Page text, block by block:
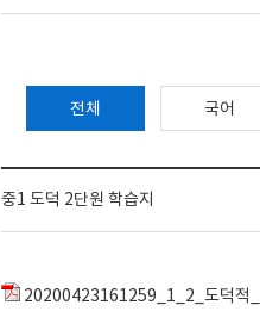
전체 국어
중1 도덕 2단원 학습지
20200423161259_1_2_도덕적